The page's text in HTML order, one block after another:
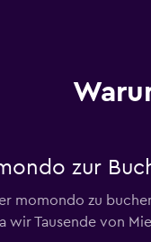
zur
momondo zu
wir Tausende von